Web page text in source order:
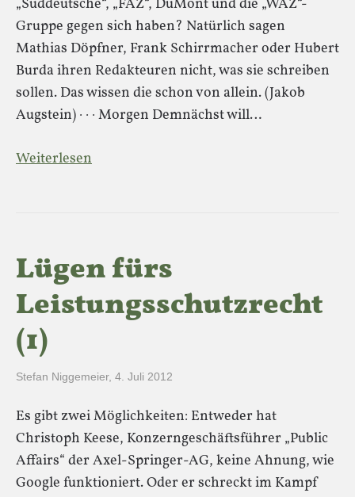
„Süddeutsche“, „FAZ“, DuMont und die „WAZ“-
Gruppe gegen sich haben? Natürlich sagen
Mathias Döpfner, Frank Schirrmacher oder Hubert
Burda ihren Redakteuren nicht, was sie schreiben
sollen. Das wissen die schon von allein. (Jakob
Augstein) · · · Morgen Demnächst will…
Weiterlesen
Lügen fürs
Leistungsschutzrecht
(1)
Stefan Niggemeier, 4. Juli 2012
Es gibt zwei Möglichkeiten: Entweder hat
Christoph Keese, Konzerngeschäftsführer „Public
Affairs“ der Axel-Springer-AG, keine Ahnung, wie
Google funktioniert. Oder er schreckt im Kampf